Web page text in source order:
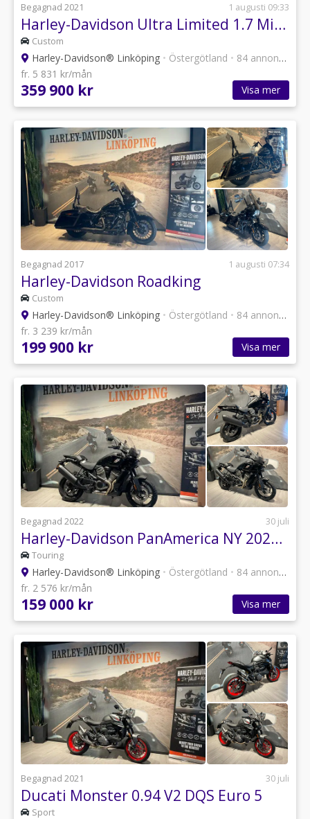
Begagnad 2021 1 augusti 09:33
Harley-Davidson Ultra Limited 1.7 Milwaukee-Eight 107,2021 Euro 5
Custom
Harley-Davidson® Linköping • Östergötland • 84 annonser
fr. 5 831 kr/mån
359 900 kr Visa mer
Begagnad 2017 1 augusti 07:34
Harley-Davidson Roadking
Custom
Harley-Davidson® Linköping • Östergötland • 84 annonser
fr. 3 239 kr/mån
199 900 kr Visa mer
Begagnad 2022 30 juli
Harley-Davidson PanAmerica NY 2022a med noll mil
Touring
Harley-Davidson® Linköping • Östergötland • 84 annonser
fr. 2 576 kr/mån
159 000 kr Visa mer
Begagnad 2021 30 juli
Ducati Monster 0.94 V2 DQS Euro 5
Sport